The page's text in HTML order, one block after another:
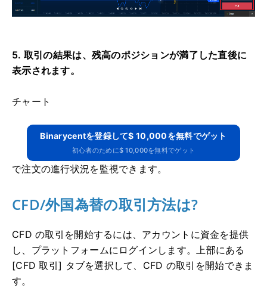
5. 取引の結果は、残高のポジションが満了した直後に
表示されます。
チャート
Binarycentを登録して$ 10,000を無料でゲット
初心者のために$ 10,000を無料でゲット
で注文の進行状況を監視できます。
CFD/外国為替の取引方法は?
CFD の取引を開始するには、アカウントに資金を提供
し、プラットフォームにログインします。上部にある
[CFD 取引] タブを選択して、CFD の取引を開始できま
す。